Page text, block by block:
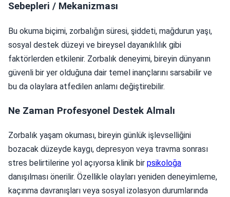
Sebepleri / Mekanizması
Bu okuma biçimi, zorbalığın süresi, şiddeti, mağdurun yaşı,
sosyal destek düzeyi ve bireysel dayanıklılık gibi
faktörlerden etkilenir. Zorbalık deneyimi, bireyin dünyanın
güvenli bir yer olduğuna dair temel inançlarını sarsabilir ve
bu da olaylara atfedilen anlamı değiştirebilir.
Ne Zaman Profesyonel Destek Almalı
Zorbalık yaşam okuması, bireyin günlük işlevselliğini
bozacak düzeyde kaygı, depresyon veya travma sonrası
stres belirtilerine yol açıyorsa klinik bir psikoloğa
danışılması önerilir. Özellikle olayları yeniden deneyimleme,
kaçınma davranışları veya sosyal izolasyon durumlarında